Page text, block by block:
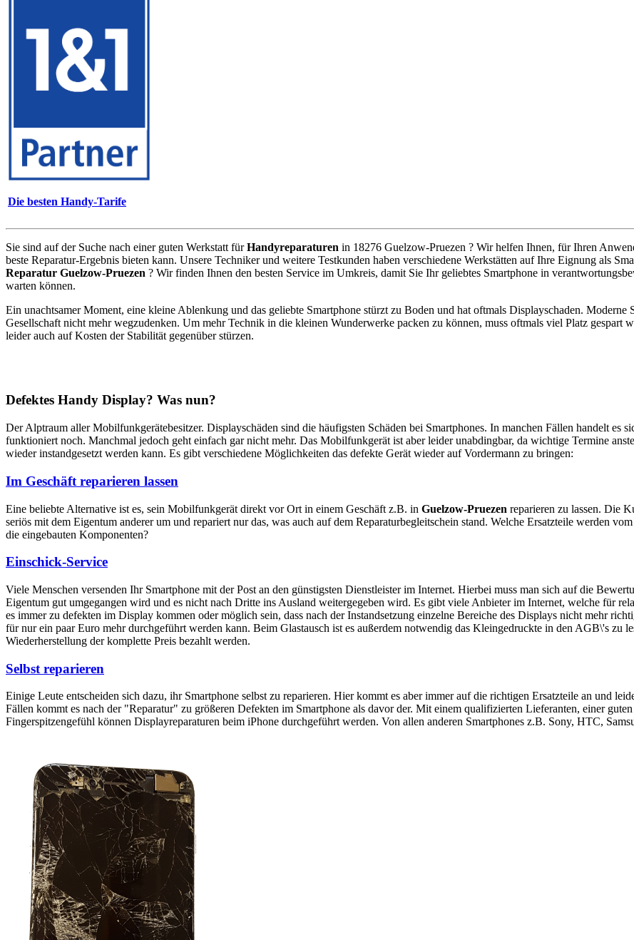
Die besten Handy-Tarife
Sie sind auf der Suche nach einer guten Werkstatt fürHandyreparaturen in 18276 Guelzow-Pruezen ? Wir helfen Ihnen, für Ihren
beste Reparatur-Ergebnis bieten kann. Unsere Techniker und weitere Testkunden haben verschiedene Werkstätten auf Ihre Eignung als
Reparatur Guelzow-Pruezen ? Wir finden Ihnen den besten Service im Umkreis, damit Sie Ihr geliebtes Smartphone in
warten können.
Ein unachtsamer Moment, eine kleine Ablenkung und das geliebte Smartphone stürzt zu Boden und hat oftmals Displayschaden. Moderne
Gesellschaft nicht mehr wegzudenken. Um mehr Technik in die kleinen Wunderwerke packen zu können, muss oftmals viel Platz
leider auch auf Kosten der Stabilität gegenüber stürzen.
Defektes Handy Display? Was nun?
Der Alptraum aller Mobilfunkgerätebesitzer. Displayschäden sind die häufigsten Schäden bei Smartphones. In manchen Fällen handelt es
funktioniert noch. Manchmal jedoch geht einfach gar nicht mehr. Das Mobilfunkgerät ist aber leider unabdingbar, da wichtige Termine
wieder instandgesetzt werden kann. Es gibt verschiedene Möglichkeiten das defekte Gerät wieder auf Vordermann zu bringen:
Im Geschäft reparieren lassen
Eine beliebte Alternative ist es, sein Mobilfunkgerät direkt vor Ort in einem Geschäft z.B. in Guelzow-Pruezen reparieren zu lassen. Die
seriös mit dem Eigentum anderer um und repariert nur das, was auch auf dem Reparaturbegleitschein stand. Welche Ersatzteile werden
die eingebauten Komponenten?
Einschick-Service
Viele Menschen versenden Ihr Smartphone mit der Post an den günstigsten Dienstleister im Internet. Hierbei muss man sich auf die
Eigentum gut umgegangen wird und es nicht nach Dritte ins Ausland weitergegeben wird. Es gibt viele Anbieter im Internet, welche für
es immer zu defekten im Display kommen oder möglich sein, dass nach der Instandsetzung einzelne Bereiche des Displays nicht mehr
für nur ein paar Euro mehr durchgeführt werden kann. Beim Glastausch ist es außerdem notwendig das Kleingedruckte in den AGB\'s zu
Wiederherstellung der komplette Preis bezahlt werden.
Selbst reparieren
Einige Leute entscheiden sich dazu, ihr Smartphone selbst zu reparieren. Hier kommt es aber immer auf die richtigen Ersatzteile an und
Fällen kommt es nach der "Reparatur" zu größeren Defekten im Smartphone als davor der. Mit einem qualifizierten Lieferanten, einer
Fingerspitzengefühl können Displayreparaturen beim iPhone durchgeführt werden. Von allen anderen Smartphones z.B. Sony, HTC,